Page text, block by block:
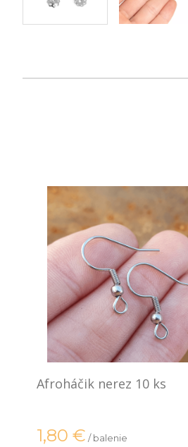
Afroháčik nerez 10 ks
1,80 € / balenie